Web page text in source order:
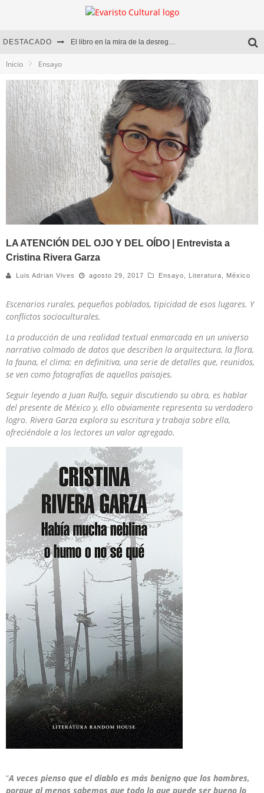
DESTACADO El libro en la mira de la desregulación
Diego Meret | Hotel Acapulco
Alejandra Correa | La nieve
Inicio Ensayo
LA ATENCIÓN DEL OJO Y DEL OÍDO | Entrevista a
Cristina Rivera Garza
Luis Adrian Vives agosto 29, 2017 Ensayo Literatura México
Escenarios rurales, pequeños poblados, tipicidad de esos lugares. Y
conflictos socioculturales.
La producción de una realidad textual enmarcada en un universo
narrativo colmado de datos que describen la arquitectura, la flora,
la fauna, el clima; en definitiva, una serie de detalles que, reunidos,
se ven como fotografías de aquellos paisajes.
Seguir leyendo a Juan Rulfo, seguir discutiendo su obra, es hablar
del presente de México y, ello obviamente representa su verdadero
logro. Rivera Garza explora su escritura y trabaja sobre ella,
ofreciéndole a los lectores un valor agregado.
“A veces pienso que el diablo es más benigno que los hombres,
porque al menos sabemos que todo lo que puede ser bueno lo